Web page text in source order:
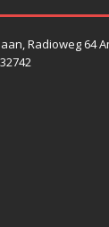
Radioweg 64